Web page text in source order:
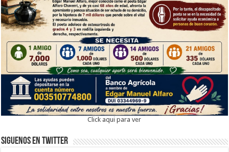
Click aqui para ver
Siguenos en twitter